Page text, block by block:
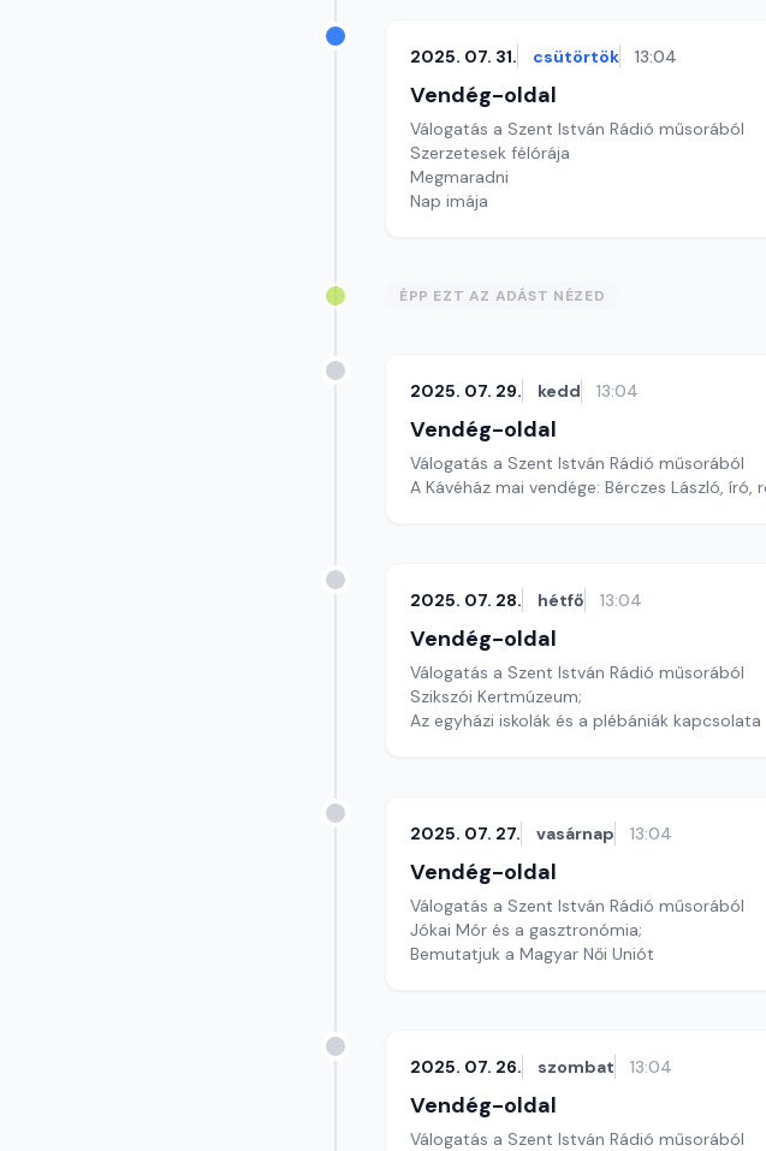
2025. 07. 31. csütörtök 13:04
Vendég-oldal
Válogatás a Szent István Rádió műsorából
Szerzetesek félórája
Megmaradni
Nap imája
ÉPP EZT AZ ADÁST NÉZED
2025. 07. 29. kedd 13:04
Vendég-oldal
Válogatás a Szent István Rádió műsorából
A Kávéház mai vendége: Bérczes László,
2025. 07. 28. hétfő 13:04
Vendég-oldal
Válogatás a Szent István Rádió műsorából
Szikszói Kertmúzeum;
Az egyházi iskolák és a plébániák kapcsolata
2025. 07. 27. vasárnap 13:04
Vendég-oldal
Válogatás a Szent István Rádió műsorából
Jókai Mór és a gasztronómia;
Bemutatjuk a Magyar Női Uniót
2025. 07. 26. szombat 13:04
Vendég-oldal
Válogatás a Szent István Rádió műsorából